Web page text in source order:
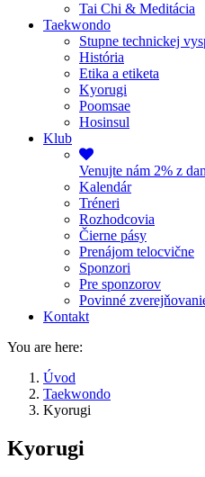
Tai Chi & Meditácia
Taekwondo
Stupne technickej
História
Etika a etiketa
Kyorugi
Poomsae
Hosinsul
Klub
Venujte nám 2% z
Kalendár
Tréneri
Rozhodcovia
Čierne pásy
Prenájom telocvične
Sponzori
Pre sponzorov
Povinné
Kontakt
You are here:
Úvod
Taekwondo
Kyorugi
Kyorugi